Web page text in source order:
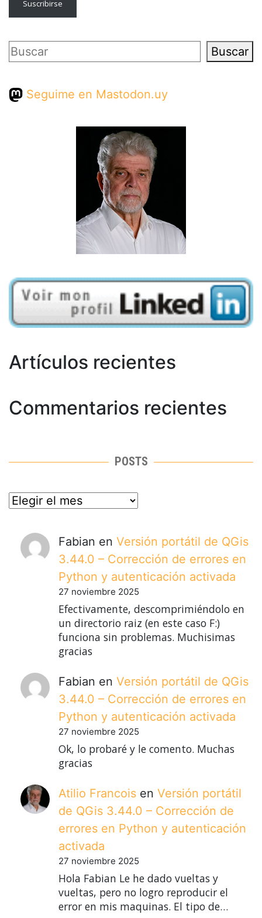
Suscribirse
Buscar Buscar
Seguime en Mastodon.uy
Artículos recientes
Commentarios recientes
POSTS
posts
Fabian en Versión portátil de QGis
3.44.0 – Corrección de errores en
Python y autenticación activada
27 noviembre 2025
Efectivamente, descomprimiéndolo en
un directorio raiz (en este caso F:)
funciona sin problemas. Muchisimas
gracias
Fabian en Versión portátil de QGis
3.44.0 – Corrección de errores en
Python y autenticación activada
27 noviembre 2025
Ok, lo probaré y le comento. Muchas
gracias
Atilio Francois en Versión portátil
de QGis 3.44.0 – Corrección de
errores en Python y autenticación
activada
27 noviembre 2025
Hola Fabian Le he dado vueltas y
vueltas, pero no logro reproducir el
error en mis maquinas. El tipo de…